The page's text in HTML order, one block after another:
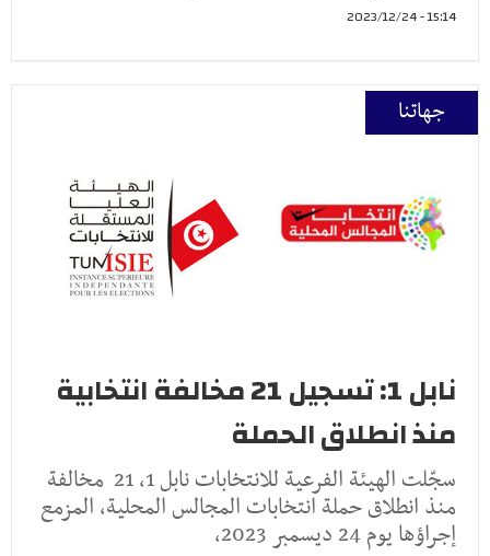
15:14 - 2023/12/24
جهاتنا
نابل 1: تسجيل 21 مخالفة انتخابية
منذ انطلاق الحملة‎
سجّلت الهيئة الفرعية للانتخابات نابل 1، 21 مخالفة
منذ انطلاق حملة انتخابات المجالس المحلية، المزمع
إجراؤها يوم 24 ديسمبر 2023،